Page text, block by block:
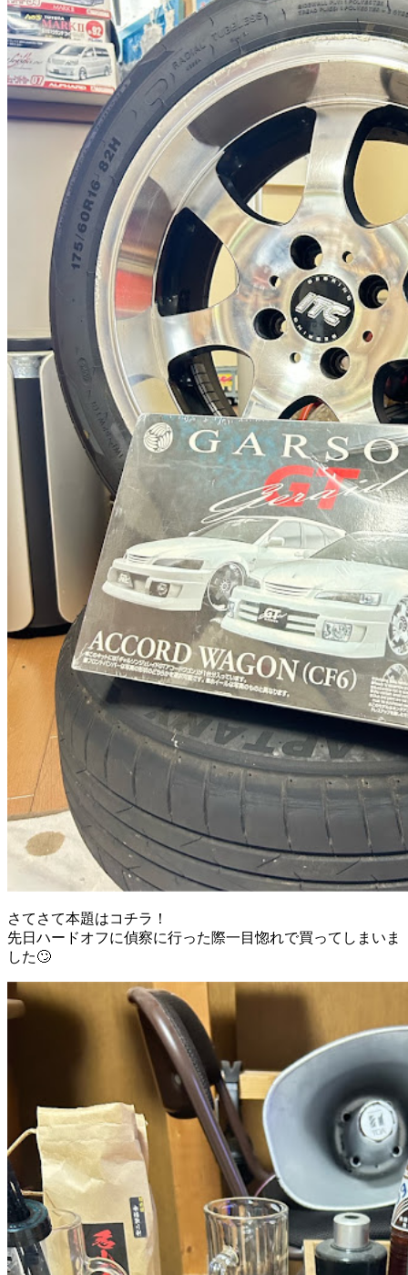
さてさて本題はコチラ！
先日ハードオフに偵察に行った際一目惚れで買ってしまいま
した🙄